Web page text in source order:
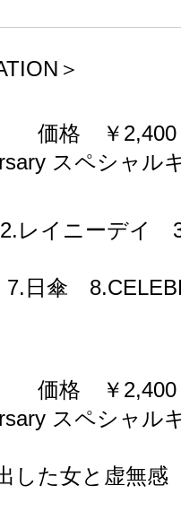
＞
価格 ￥2,400
スペシャル
レイニーデイ
日傘
価格 ￥2,400
スペシャル
した女と虚無